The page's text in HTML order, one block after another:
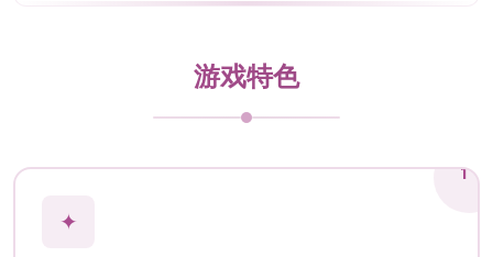
游戏特色
1
✦